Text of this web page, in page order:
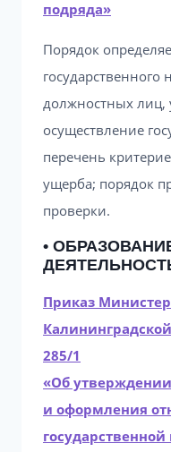
подряда»
Порядок
государственного
должностных
осуществление
перечень
ущерба; порядок
проверки.
•
Приказ
285/1
«Об
и оформления